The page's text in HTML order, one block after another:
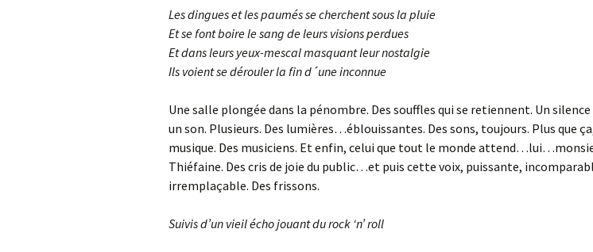
Les dingues et les paumés se cherchent sous la pluie
Et se font boire le sang de leurs visions perdues
Et dans leurs yeux-mescal masquant leur nostalgie
Ils voient se dérouler la fin d´une inconnue
Une salle plongée dans la pénombre. Des souffles qui se retiennent. Un
un son. Plusieurs. Des lumières…éblouissantes. Des sons, toujours. Plus que
musique. Des musiciens. Et enfin, celui que tout le monde
Thiéfaine. Des cris de joie du public…et puis cette voix, puissante,
irremplaçable. Des frissons.
Suivis d’un vieil écho jouant du rock ‘n’ roll